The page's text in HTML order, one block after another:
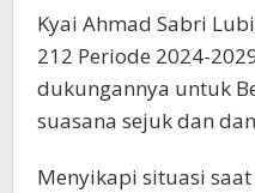
Kyai Ahmad Sabri
212 Periode 2024-
dukungannya untuk
suasana sejuk dan
Menyikapi situasi